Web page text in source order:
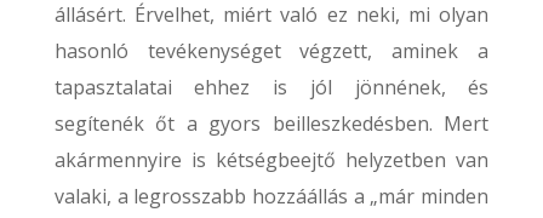
állásért. Érvelhet, miért való ez neki, mi olyan
hasonló tevékenységet végzett, aminek a
tapasztalatai ehhez is jól jönnének, és
segítenék őt a gyors beilleszkedésben. Mert
akármennyire is kétségbeejtő helyzetben van
valaki, a legrosszabb hozzáállás a „már minden